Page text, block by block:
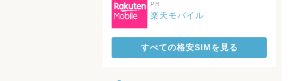
PR
楽天モバイル
すべての格安SIMを見る